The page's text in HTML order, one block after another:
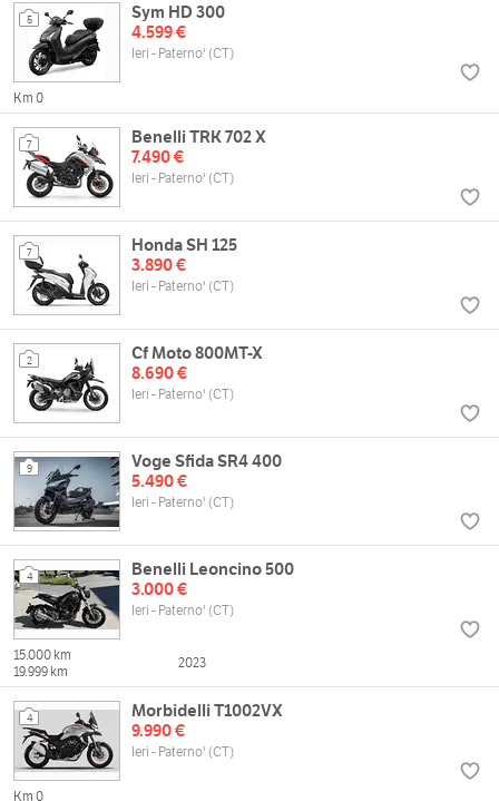
5
Sym HD 300
4.599 €
Ieri - Paterno' (CT)
Km 0
7
Benelli TRK 702 X
7.490 €
Ieri - Paterno' (CT)
7
Honda SH 125
3.890 €
Ieri - Paterno' (CT)
2
Cf Moto 800MT-X
8.690 €
Ieri - Paterno' (CT)
9
Voge Sfida SR4 400
5.490 €
Ieri - Paterno' (CT)
4
Benelli Leoncino 500
3.000 €
Ieri - Paterno' (CT)
15.000 km
19.999 km
2023
4
Morbidelli T1002VX
9.990 €
Ieri - Paterno' (CT)
Km 0